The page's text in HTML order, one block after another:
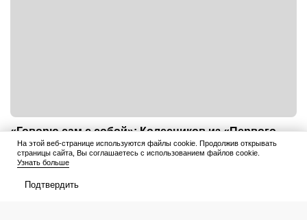
«Говорю сам с собой»: Колесников из «Первого
отдела» приоткрыл завесу личной жизни — об
этом только жена знает
На этой веб-странице используются файлы cookie. Продолжив открывать
страницы сайта, Вы соглашаетесь с использованием файлов cookie.
Узнать больше
Подтвердить